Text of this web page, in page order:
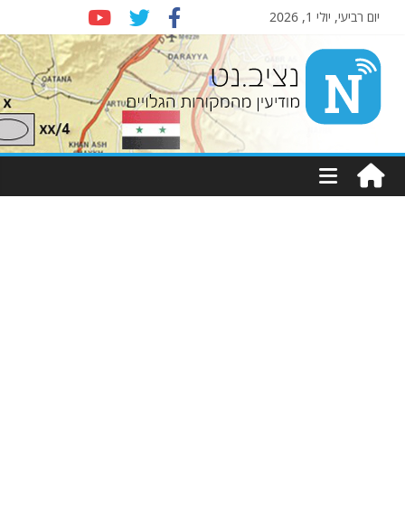
יום רביעי, יולי 1, 2026
Nziv.net
מודיעין
מהמקורות